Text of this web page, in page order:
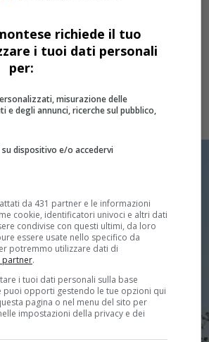
richiede il tuo
i tuoi dati personali
per:
misurazione delle
e degli annunci, ricerche sul pubblico,
dispositivo e/o accedervi
da 431 partner e le informazioni
cookie, identificatori univoci e altri dati
condivise con questi ultimi, da loro
essere usate nello specifico da
potremmo utilizzare dati di
partner.
i tuoi dati personali sulla base
puoi opporti gestendo le tue opzioni qui
pagina o nel menu del sito per
impostazioni della privacy e dei